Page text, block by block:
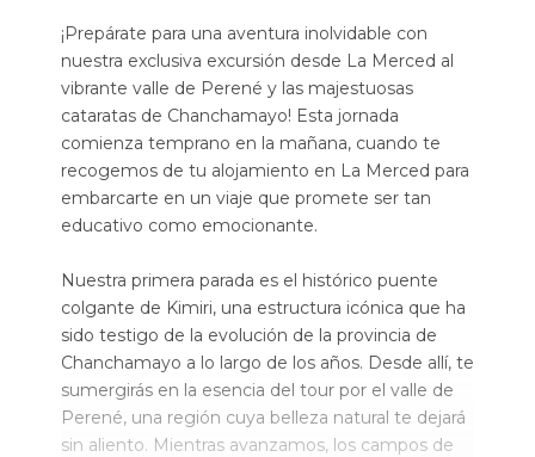
¡Prepárate para una aventura inolvidable con
nuestra exclusiva excursión desde La Merced al
vibrante valle de Perené y las majestuosas
cataratas de Chanchamayo! Esta jornada
comienza temprano en la mañana, cuando te
recogemos de tu alojamiento en La Merced para
embarcarte en un viaje que promete ser tan
educativo como emocionante.
Nuestra primera parada es el histórico puente
colgante de Kimiri, una estructura icónica que ha
sido testigo de la evolución de la provincia de
Chanchamayo a lo largo de los años. Desde allí, te
sumergirás en la esencia del tour por el valle de
Perené, una región cuya belleza natural te dejará
sin aliento. Mientras avanzamos, los campos de